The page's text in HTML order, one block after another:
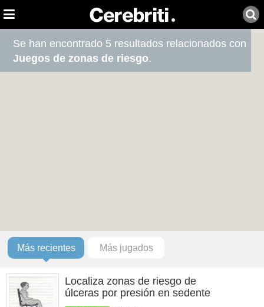
Se han encontrado 5 resultados relacionados con
Juegos de zonas de riesgo.
Más recientes Más jugados
Localiza zonas de riesgo de
úlceras por presión en sedente